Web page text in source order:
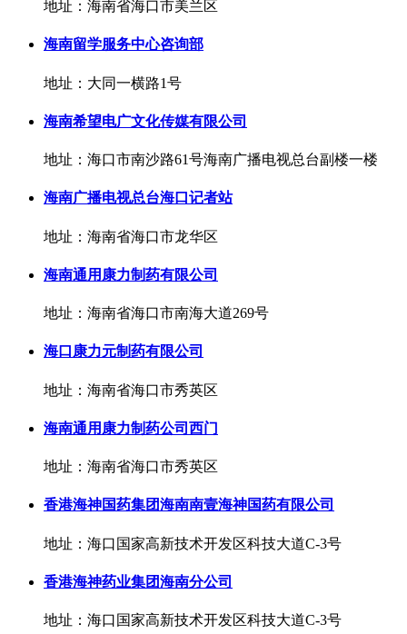
地址：海南省海口市美兰区
海南留学服务中心咨询部
地址：大同一横路1号
海南希望电广文化传媒有限公司
地址：海口市南沙路61号海南广播电视总台副楼一楼
海南广播电视总台海口记者站
地址：海南省海口市龙华区
海南通用康力制药有限公司
地址：海南省海口市南海大道269号
海口康力元制药有限公司
地址：海南省海口市秀英区
海南通用康力制药公司西门
地址：海南省海口市秀英区
香港海神国药集团海南南壹海神国药有限公司
地址：海口国家高新技术开发区科技大道C-3号
香港海神药业集团海南分公司
地址：海口国家高新技术开发区科技大道C-3号